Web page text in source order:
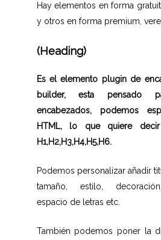
Hay elementos en forma
y otros en forma premium,
(Heading)
Es el elemento plugin de
builder, esta pensado
encabezados, podemos
HTML, lo que quiere
H1,H2,H3,H4,H5,H6.
Podemos personalizar añadir
tamaño, estilo,
espacio de letras etc.
También podemos poner la